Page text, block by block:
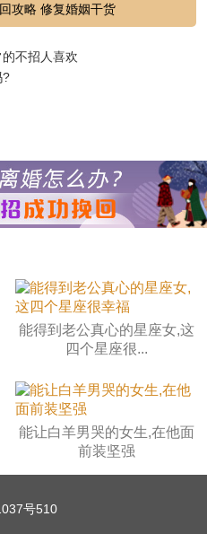
攻略 修复婚姻干货
不招人喜欢
?
能得到老公真心的星座女,这
四个星座很...
能让白羊男哭的女生,在他面
前装坚强
号510